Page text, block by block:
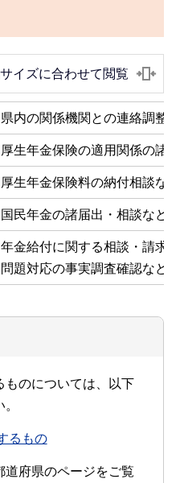
イズに合わせて閲覧
県内の関係機関との連絡調整
厚生年金保険の適用関係の諸
厚生年金保険料の納付相談など
国民年金の諸届出・相談など
年金給付に関する相談・請求
問題対応の事実調査確認など
ものについては、以下
るもの
道府県のページをご覧